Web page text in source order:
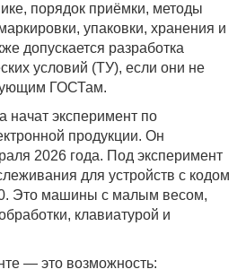
порядок приёмки, методы
упаковки, хранения и
допускается разработка
условий (ТУ), если они не
ГОСТам.
начат эксперимент по
продукции. Он
2026 года. Под эксперимент
для устройств с кодом
Это машины с малым весом,
клавиатурой и
— это возможность: